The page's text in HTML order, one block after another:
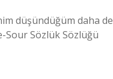
düşündüğüm daha
Sour Sözlük Sözlüğü